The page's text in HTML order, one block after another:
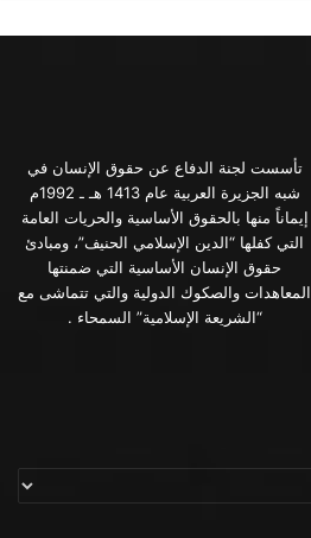
تأسست لجنة الدفاع عن حقوق الإنسان في
شبه الجزيرة العربية عام 1413 هـ ـ 1992م
إيماناً منها بالحقوق الأساسية والحريات العامة
التي كفلها “الدين الإسلامي الحنيف”، ومبادئ
حقوق الإنسان الأساسية التي ضمنتها
المعاهدات والصكوك الدولية والتي تتماشى مع
“الشريعة الإسلامية” السمحاء .